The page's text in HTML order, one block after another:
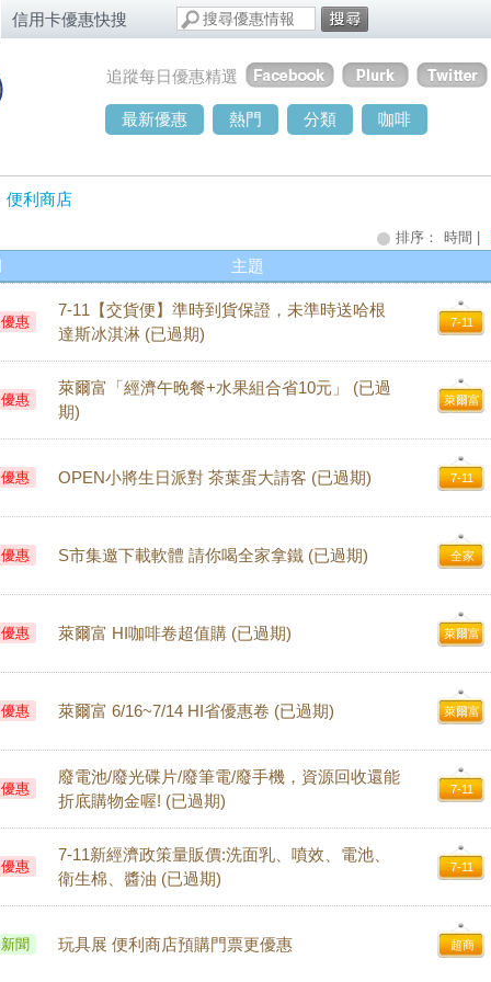
信用卡優惠快搜
追蹤每日優惠精選
最新優惠 熱門 分類 咖啡
便利商店
排序： 時間 |
主題
優惠
7-11【交貨便】準時到貨保證，未準時送哈根
達斯冰淇淋 (已過期)
7-11
優惠
萊爾富「經濟午晚餐+水果組合省10元」 (已過
期)
萊爾富
優惠 OPEN小將生日派對 茶葉蛋大請客 (已過期) 7-11
優惠 S市集邀下載軟體 請你喝全家拿鐵 (已過期) 全家
優惠 萊爾富 HI咖啡卷超值購 (已過期) 萊爾富
優惠 萊爾富 6/16~7/14 HI省優惠卷 (已過期) 萊爾富
優惠
廢電池/廢光碟片/廢筆電/廢手機，資源回收還能
折底購物金喔! (已過期)
7-11
優惠
7-11新經濟政策量販價:洗面乳、噴效、電池、
衛生棉、醬油 (已過期)
7-11
新聞 玩具展 便利商店預購門票更優惠 超商